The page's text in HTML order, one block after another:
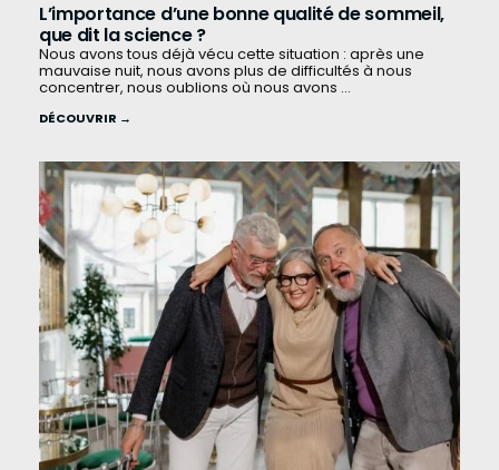
L’importance d’une bonne qualité de sommeil,
que dit la science ?
Nous avons tous déjà vécu cette situation : après une
mauvaise nuit, nous avons plus de difficultés à nous
concentrer, nous oublions où nous avons ...
DÉCOUVRIR →